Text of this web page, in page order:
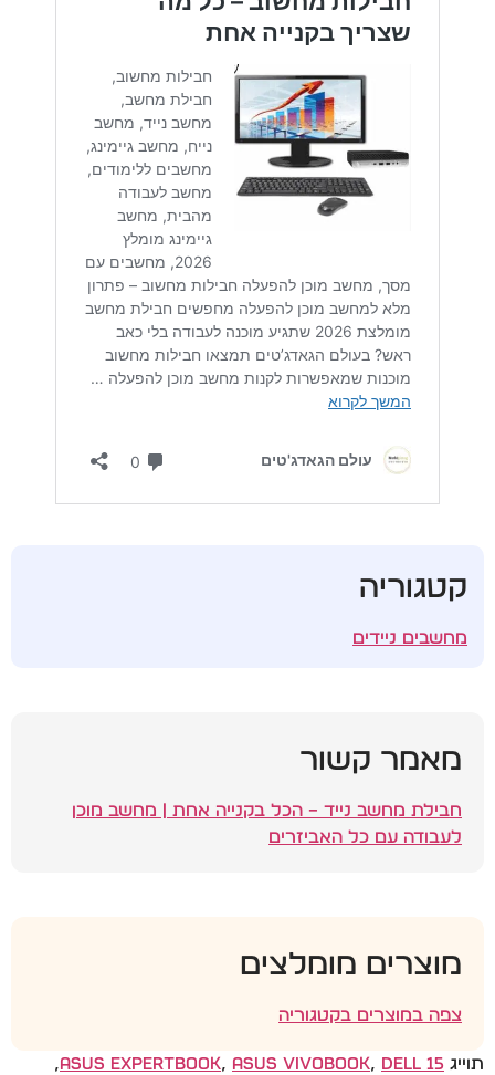
קטגוריה
מחשבים ניידים
מאמר קשור
חבילת מחשב נייד – הכל בקנייה אחת | מחשב מוכן
לעבודה עם כל האביזרים
מוצרים מומלצים
צפה במוצרים בקטגוריה
תוייג ASUS ExpertBook, ASUS Vivobook, Dell 15
,